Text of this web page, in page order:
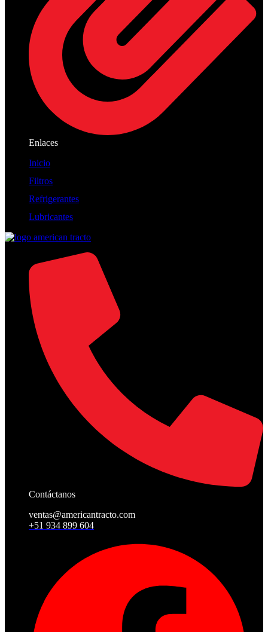
Enlaces
Inicio
Filtros
Refrigerantes
Lubricantes
Contáctanos
ventas@americantracto.com
+51 934 899 604